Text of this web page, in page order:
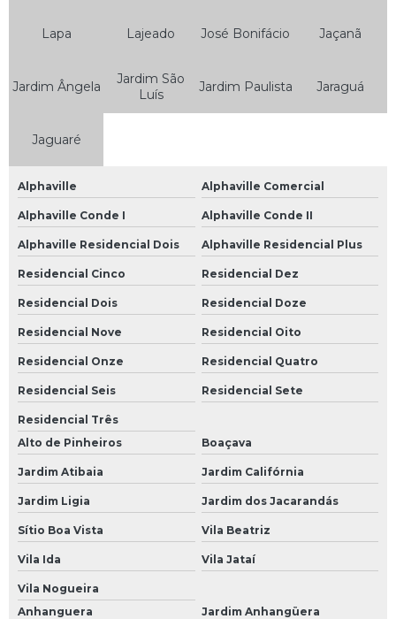
Bateria Heliar de Moto
Bateria Heliar para Moto
Bateria Moto 10ah
Bateria Moto 12ah
Bateria Moto 150
Bateria Moto 5ah
Bateria Moto 6ah
Bateria Moto 7 Amperes
Bateria Moto 8ah
Bateria Moto Heliar
Bateria Moura de Moto
Bateria Moura para Moto
Bateria para Moto
Bateria para Moto Moura
Baterias Moura
Bateria de Carro Moura
Lapa Lajeado José Bonifácio Jaçanã
Jardim Ângela
Jardim São
Luís
Jardim Paulista Jaraguá
Jaguaré
Alphaville Alphaville Comercial
Alphaville Conde I Alphaville Conde II
Alphaville Residencial Dois Alphaville Residencial Plus
Residencial Cinco Residencial Dez
Residencial Dois Residencial Doze
Residencial Nove Residencial Oito
Residencial Onze Residencial Quatro
Residencial Seis Residencial Sete
Residencial Três
Alto de Pinheiros
Boaçava
Jardim Atibaia Jardim Califórnia
Jardim Ligia Jardim dos Jacarandás
Sítio Boa Vista Vila Beatriz
Vila Ida Vila Jataí
Vila Nogueira
Anhanguera
Jardim Anhangüera